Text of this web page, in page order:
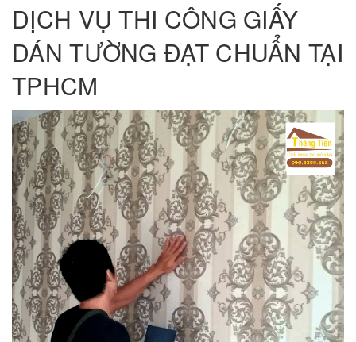
DỊCH VỤ THI CÔNG GIẤY
DÁN TƯỜNG ĐẠT CHUẨN TẠI
TPHCM